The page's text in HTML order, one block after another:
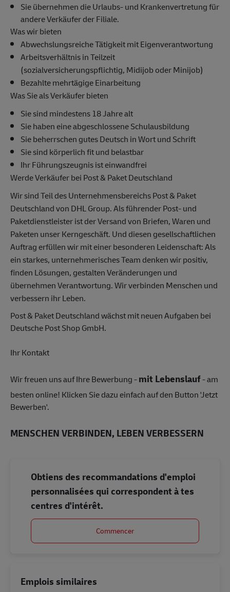
Sie übernehmen die Urlaubs- und Krankenvertretung für
andere Verkäufer der Filiale.
Was wir bieten
Abwechslungsreiche Tätigkeit mit Eigenverantwortung
Arbeitsverhältnis in Teilzeit
(sozialversicherungspflichtig, Midijob oder Minijob)
Bezahlte mehrtägige Einarbeitung
Was Sie als Verkäufer bieten
Sie sind mindestens 18 Jahre alt
Sie haben eine abgeschlossene Schulausbildung
Sie beherrschen gutes Deutsch in Wort und Schrift
Sie sind körperlich fit und belastbar
Ihr Führungszeugnis ist einwandfrei
Werde Verkäufer bei Post & Paket Deutschland
Wir sind Teil des Unternehmensbereichs Post & Paket
Deutschland von DHL Group. Als führender Post- und
Paketdienstleister ist der Versand von Briefen, Waren und
Paketen unser Kerngeschäft. Und diesen gesellschaftlichen
Auftrag erfüllen wir mit einer besonderen Leidenschaft: Als
ein starkes, unternehmerisches Team denken wir positiv,
finden Lösungen, gestalten Veränderungen und
übernehmen Verantwortung. Wir verbinden Menschen und
verbessern ihr Leben.
Post & Paket Deutschland wächst mit neuen Aufgaben bei
Deutsche Post Shop GmbH.
Ihr Kontakt
Wir freuen uns auf Ihre Bewerbung -mit Lebenslauf- am
besten online! Klicken Sie dazu einfach auf den Button 'Jetzt
Bewerben'.
MENSCHEN VERBINDEN, LEBEN VERBESSERN
Obtiens des recommandations d'emploi
personnalisées qui correspondent à tes
centres d'intérêt.
Commencer
Emplois similaires